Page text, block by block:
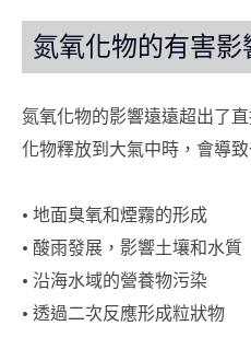
氮氧化物的有害影
氮氧化物的影響遠遠超出了
化物釋放到大氣中時，會導致
• 地面臭氧和煙霧的形成
• 酸雨發展，影響土壤和水質
• 沿海水域的營養物污染
• 透過二次反應形成粒狀物